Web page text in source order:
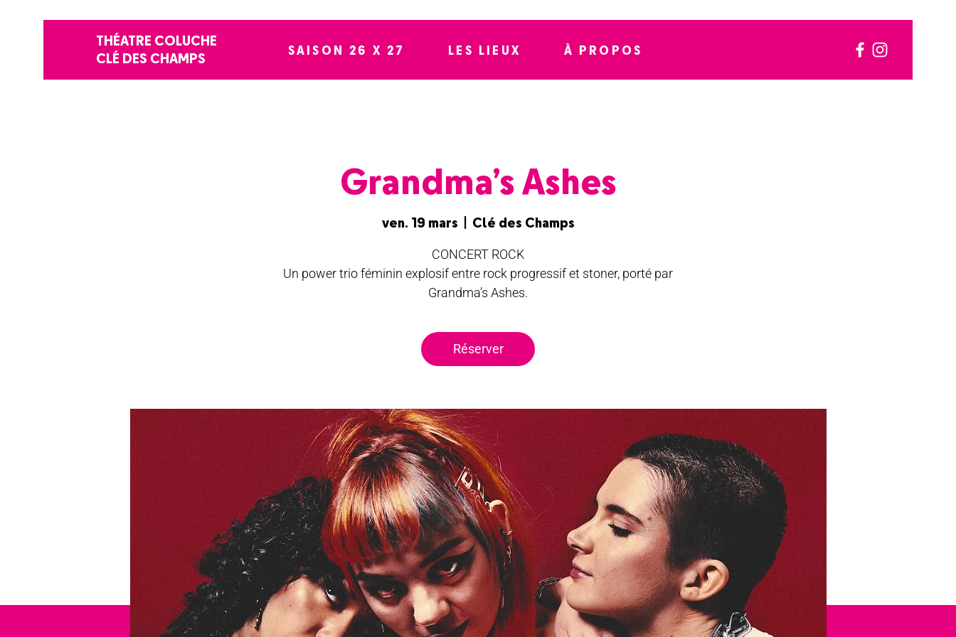
THÉATRE COLUCHE
CLÉ DES CHAMPS
SAISON 26 X 27 LES LIEUX À PROPOS
Grandma’s Ashes
ven. 19 mars Clé des Champs
CONCERT ROCK
Un power trio féminin explosif entre rock progressif et stoner, porté par
Grandma’s Ashes.
Réserver